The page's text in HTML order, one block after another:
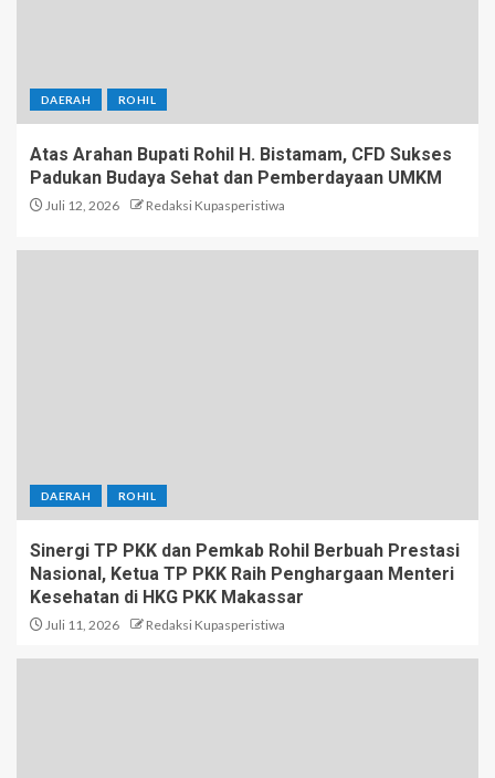
DAERAH ROHIL
Atas Arahan Bupati Rohil H. Bistamam, CFD Sukses
Padukan Budaya Sehat dan Pemberdayaan UMKM
Juli 12, 2026 Redaksi Kupasperistiwa
DAERAH ROHIL
Sinergi TP PKK dan Pemkab Rohil Berbuah Prestasi
Nasional, Ketua TP PKK Raih Penghargaan Menteri
Kesehatan di HKG PKK Makassar
Juli 11, 2026 Redaksi Kupasperistiwa